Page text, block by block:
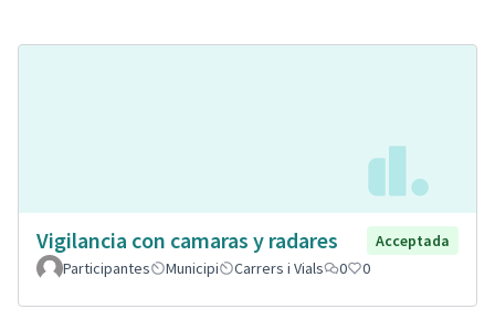
Vigilancia con camaras y radares
Acceptada
Participantes
Municipi Carrers i Vials 0 0